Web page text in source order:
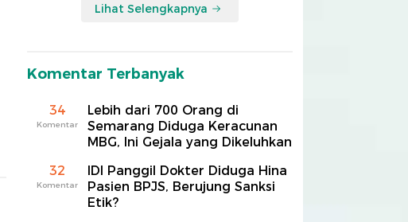
Lihat Selengkapnya
Komentar Terbanyak
34
Komentar
Lebih dari 700 Orang di
Semarang Diduga Keracunan
MBG, Ini Gejala yang Dikeluhkan
32
Komentar
IDI Panggil Dokter Diduga Hina
Pasien BPJS, Berujung Sanksi
Etik?